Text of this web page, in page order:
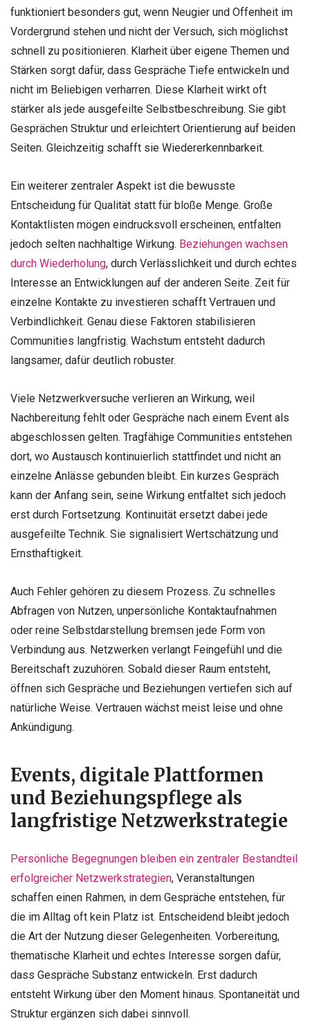
funktioniert besonders gut, wenn Neugier und Offenheit im
Vordergrund stehen und nicht der Versuch, sich möglichst
schnell zu positionieren. Klarheit über eigene Themen und
Stärken sorgt dafür, dass Gespräche Tiefe entwickeln und
nicht im Beliebigen verharren. Diese Klarheit wirkt oft
stärker als jede ausgefeilte Selbstbeschreibung. Sie gibt
Gesprächen Struktur und erleichtert Orientierung auf beiden
Seiten. Gleichzeitig schafft sie Wiedererkennbarkeit.
Ein weiterer zentraler Aspekt ist die bewusste
Entscheidung für Qualität statt für bloße Menge. Große
Kontaktlisten mögen eindrucksvoll erscheinen, entfalten
jedoch selten nachhaltige Wirkung. Beziehungen wachsen
durch Wiederholung, durch Verlässlichkeit und durch echtes
Interesse an Entwicklungen auf der anderen Seite. Zeit für
einzelne Kontakte zu investieren schafft Vertrauen und
Verbindlichkeit. Genau diese Faktoren stabilisieren
Communities langfristig. Wachstum entsteht dadurch
langsamer, dafür deutlich robuster.
Viele Netzwerkversuche verlieren an Wirkung, weil
Nachbereitung fehlt oder Gespräche nach einem Event als
abgeschlossen gelten. Tragfähige Communities entstehen
dort, wo Austausch kontinuierlich stattfindet und nicht an
einzelne Anlässe gebunden bleibt. Ein kurzes Gespräch
kann der Anfang sein, seine Wirkung entfaltet sich jedoch
erst durch Fortsetzung. Kontinuität ersetzt dabei jede
ausgefeilte Technik. Sie signalisiert Wertschätzung und
Ernsthaftigkeit.
Auch Fehler gehören zu diesem Prozess. Zu schnelles
Abfragen von Nutzen, unpersönliche Kontaktaufnahmen
oder reine Selbstdarstellung bremsen jede Form von
Verbindung aus. Netzwerken verlangt Feingefühl und die
Bereitschaft zuzuhören. Sobald dieser Raum entsteht,
öffnen sich Gespräche und Beziehungen vertiefen sich auf
natürliche Weise. Vertrauen wächst meist leise und ohne
Ankündigung.
Events, digitale Plattformen
und Beziehungspflege als
langfristige Netzwerkstrategie
Persönliche Begegnungen bleiben ein zentraler Bestandteil
erfolgreicher Netzwerkstrategien, Veranstaltungen
schaffen einen Rahmen, in dem Gespräche entstehen, für
die im Alltag oft kein Platz ist. Entscheidend bleibt jedoch
die Art der Nutzung dieser Gelegenheiten. Vorbereitung,
thematische Klarheit und echtes Interesse sorgen dafür,
dass Gespräche Substanz entwickeln. Erst dadurch
entsteht Wirkung über den Moment hinaus. Spontaneität und
Struktur ergänzen sich dabei sinnvoll.